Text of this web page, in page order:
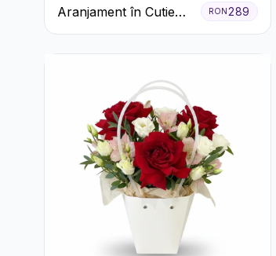
Aranjament în Cutie
Verde Mentă cu
RON289